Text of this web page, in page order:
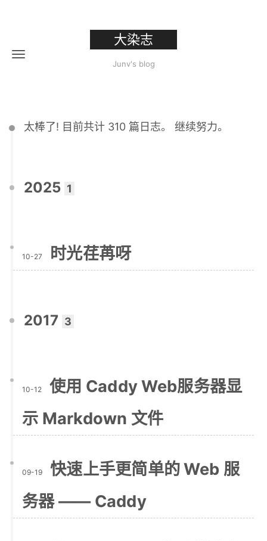
大染志
Junv's blog
太棒了! 目前共计 310 篇日志。 继续努力。
2025 1
10-27 时光荏苒呀
2017 3
10-12
使用 Caddy Web服务器显
示 Markdown 文件
09-19
快速上手更简单的 Web 服
务器 —— Caddy